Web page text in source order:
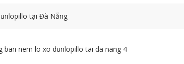
tại Đà Nẵng